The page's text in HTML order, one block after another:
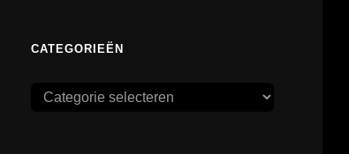
CATEGORIEËN
Categorieën